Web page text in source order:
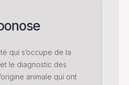
qui s’occupe de la
le diagnostic des
animale qui ont